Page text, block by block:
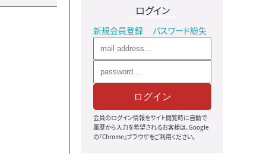
ログイン
新規会員登録 パスワード紛失
ログイン
会員のログイン情報をサイト閲覧時に自動で
履歴から入力を希望されるお客様は、Google
の『Chrome』ブラウザをご利用ください。